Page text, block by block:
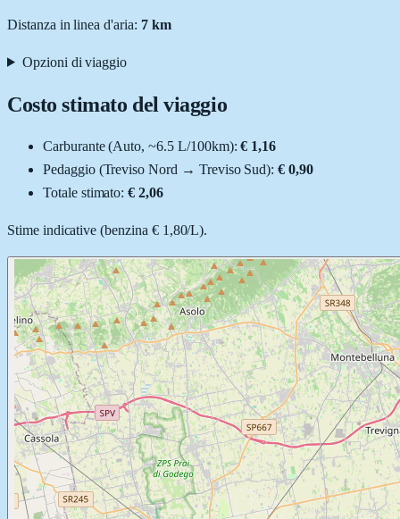
Distanza in linea d'aria: 7km
Opzioni di viaggio
Costo stimato del viaggio
Carburante (Auto, ~6.5 L/100km): € 1,16
Pedaggio (Treviso Nord → Treviso Sud): € 0,90
Totale stimato:€ 2,06
Stime indicative (benzina € 1,80/L).